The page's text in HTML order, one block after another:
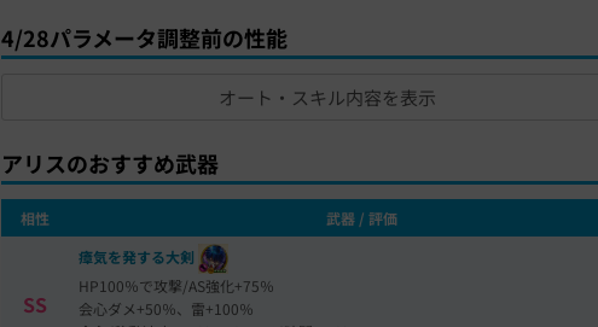
4/28パラメータ調整前の性能
オート・スキル内容を表示
アリスのおすすめ武器
相性 武器 / 評価
SS
瘴気を発する大剣
HP100％で攻撃/AS強化+75％
会心ダメ+50％、雷+100％